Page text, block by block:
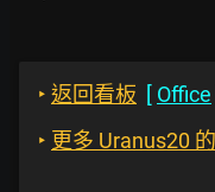
‣ 返回看板 [ Office
‣ 更多 Uranus20